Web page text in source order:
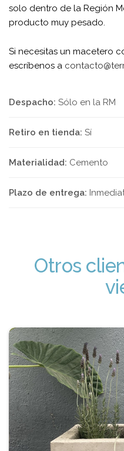
solo dentro de la Región
producto muy pesado.
Si necesitas un macetero
escríbenos a
Despacho: Sólo en la RM
Retiro en tienda: Sí
Materialidad: Cemento
Plazo de entrega:
Otros